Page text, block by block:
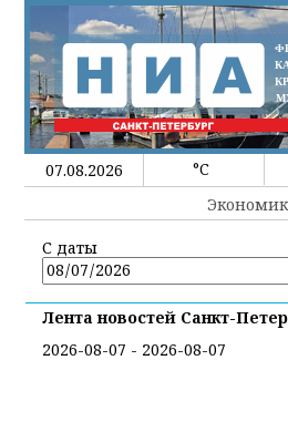
07.08.2026 °C
С даты
Лента новостей Санкт-
2026-08-07 - 2026-08-07